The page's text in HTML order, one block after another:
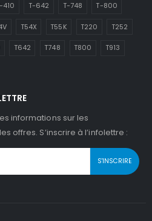
410 T-642 T-748 T-800
T54X T55K T220 T252
T642 T748 T800 T913
informations sur les
offres. S’inscrire à l’infolettre :